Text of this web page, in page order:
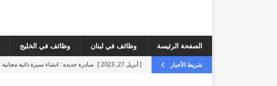
الصفحة الرئيسة وظائف في لبنان وظائف في الخليج
شريط الأخبار [ أبريل 27, 2023 ] مبادرة جديده : انشاء سيرة ذاتية مجانية